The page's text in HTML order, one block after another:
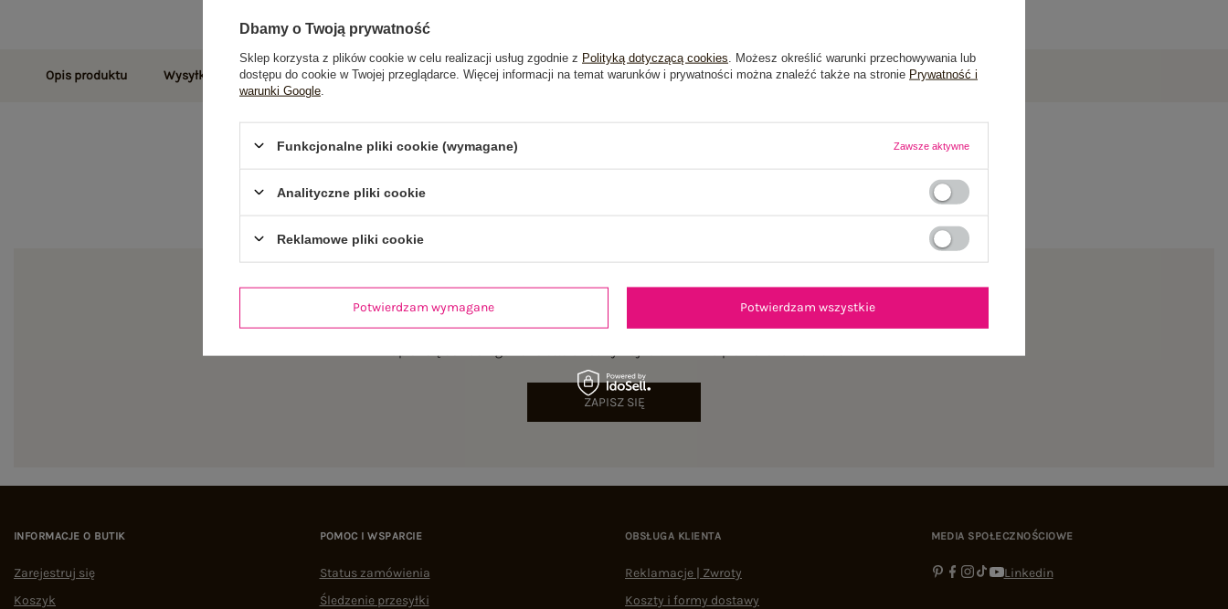
Opis produktu Wysyłka i dostawa Zwroty i reklamacje Opinie o produkcie(1)
ZAPISZ SIĘ
INFORMACJE O BUTIK
Zarejestruj się
Koszyk
POMOC I WSPARCIE
Status zamówienia
Śledzenie przesyłki
OBSŁUGA KLIENTA
Reklamacje | Zwroty
Koszty i formy dostawy
MEDIA SPOŁECZNOŚCIOWE
Linkedin
Dbamy o Twoją prywatność
Sklep korzysta z plików cookie w celu realizacji usług zgodnie z Polityką dotyczącą cookies . Możesz określić warunki przechowywania lub
dostępu do cookie w Twojej przeglądarce. Więcej informacji na temat warunków i prywatności można znaleźć także na stronie Prywatność i
warunki Google
Funkcjonalne pliki cookie (wymagane) Zawsze aktywne
Analityczne pliki cookie
Reklamowe pliki cookie
Potwierdzam wymagane Potwierdzam wszystkie